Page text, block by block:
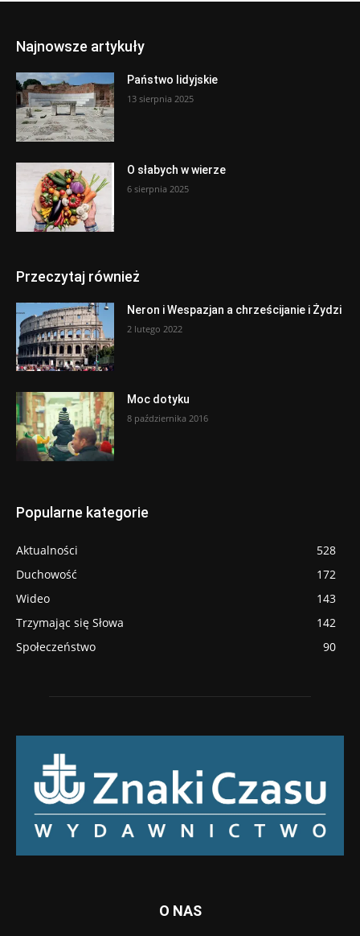
Najnowsze artykuły
Państwo lidyjskie
13 sierpnia 2025
O słabych w wierze
6 sierpnia 2025
Przeczytaj również
Neron i Wespazjan a chrześcijanie i Żydzi
2 lutego 2022
Moc dotyku
8 października 2016
Popularne kategorie
Aktualności
528
Duchowość
172
Wideo
143
Trzymając się Słowa
142
Społeczeństwo
90
O NAS